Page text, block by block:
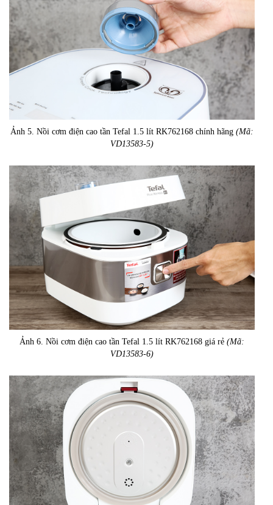
Ảnh 5. Nồi cơm điện cao tần Tefal 1.5 lít RK762168 chính hãng (Mã:
VD13583-5)
Ảnh 6. Nồi cơm điện cao tần Tefal 1.5 lít RK762168 giá rẻ (Mã:
VD13583-6)